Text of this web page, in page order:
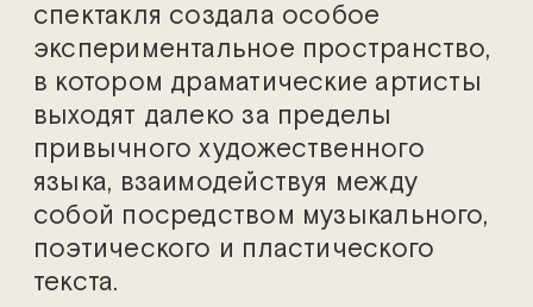
спектакля создала особое
экспериментальное пространство,
в котором драматические артисты
выходят далеко за пределы
привычного художественного
языка, взаимодействуя между
собой посредством музыкального,
поэтического и пластического
текста.